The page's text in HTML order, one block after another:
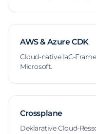
AWS & Azure CDK
Cloud-native IaC-
Microsoft.
Crossplane
Deklarative Cloud-